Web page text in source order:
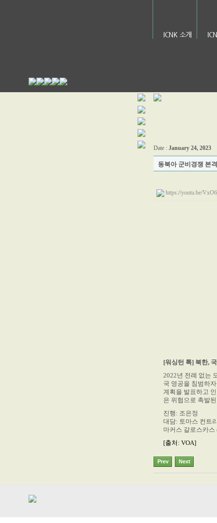
ICNK 소개
Date : January 24, 2023
동북아 군비경쟁 본
https://youtu.be/
[워싱턴 톡] 북한,
2022년 전례 없는
국 영공을 침범하
계획을 발표하고
은 위협으로 촉발
진행: 조은정
대담: 토마스 컨트
마커스 갈로스카스
[출처: VOA]
Prev Next